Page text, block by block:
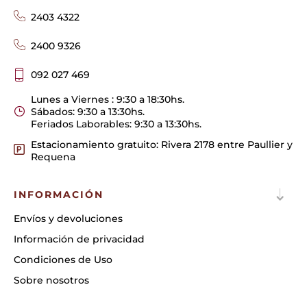
2403 4322
2400 9326
092 027 469
Lunes a Viernes : 9:30 a 18:30hs.
Sábados: 9:30 a 13:30hs.
Feriados Laborables: 9:30 a 13:30hs.
Estacionamiento gratuito: Rivera 2178 entre Paullier y
Requena
INFORMACIÓN
Envíos y devoluciones
Información de privacidad
Condiciones de Uso
Sobre nosotros